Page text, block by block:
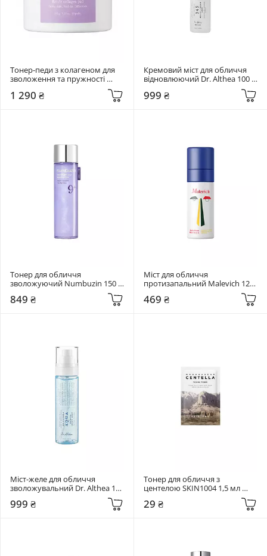
Тонер-педи з колагеном для
зволоження та пружності
Needly 80 шт Retifit Collagen
Pad
1 290 ₴
Кремовий міст для обличчя
відновлюючий Dr. Althea 100
999 ₴
Тонер для обличчя
зволожуючий Numbuzin 150
Boosting Toner
849 ₴
Міст для обличчя
протизапальний Malevich 120
469 ₴
Міст-желе для обличчя
зволожувальний Dr. Althea 100
999 ₴
Тонер для обличчя з
центелою SKIN1004 1,5 мл
Madagascar Centella Toning
Toner
29 ₴